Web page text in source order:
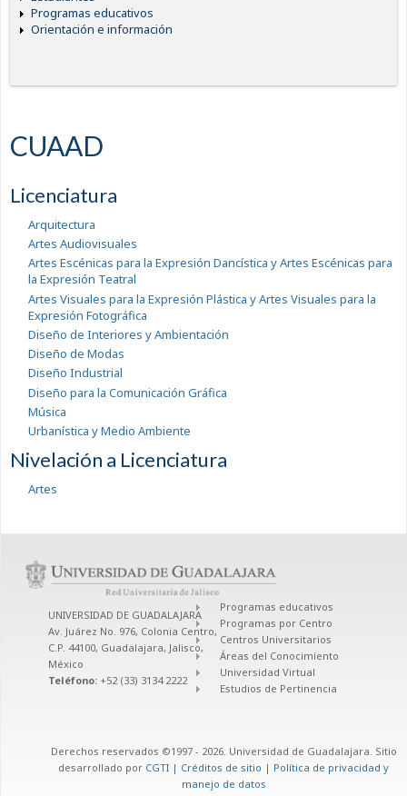
Programas educativos
Orientación e información
CUAAD
Licenciatura
Arquitectura
Artes Audiovisuales
Artes Escénicas para la Expresión Dancística y Artes Escénicas para
la Expresión Teatral
Artes Visuales para la Expresión Plástica y Artes Visuales para la
Expresión Fotográfica
Diseño de Interiores y Ambientación
Diseño de Modas
Diseño Industrial
Diseño para la Comunicación Gráfica
Música
Urbanística y Medio Ambiente
Nivelación a Licenciatura
Artes
UNIVERSIDAD DE GUADALAJARA
Av. Juárez No. 976, Colonia Centro,
C.P. 44100, Guadalajara, Jalisco,
México
Teléfono: +52 (33) 3134 2222
Programas educativos
Programas por Centro
Centros Universitarios
Áreas del Conocimiento
Universidad Virtual
Estudios de Pertinencia
Derechos reservados ©1997 - 2026. Universidad de Guadalajara. Sitio
desarrollado por CGTI | Créditos de sitio | Política de privacidad y
manejo de datos